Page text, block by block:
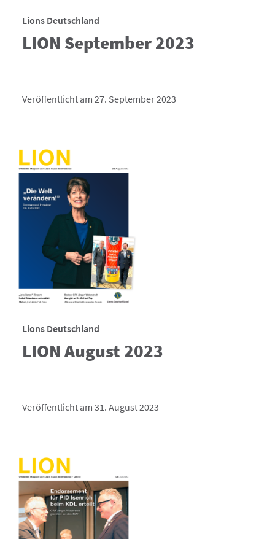
Lions Deutschland
LION September 2023
Veröffentlicht am 27. September 2023
Lions Deutschland
LION August 2023
Veröffentlicht am 31. August 2023